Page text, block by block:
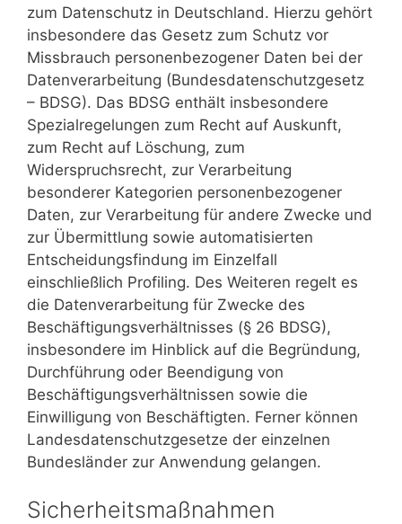
zum Datenschutz in Deutschland. Hierzu gehört
insbesondere das Gesetz zum Schutz vor
Missbrauch personenbezogener Daten bei der
Datenverarbeitung (Bundesdatenschutzgesetz
– BDSG). Das BDSG enthält insbesondere
Spezialregelungen zum Recht auf Auskunft,
zum Recht auf Löschung, zum
Widerspruchsrecht, zur Verarbeitung
besonderer Kategorien personenbezogener
Daten, zur Verarbeitung für andere Zwecke und
zur Übermittlung sowie automatisierten
Entscheidungsfindung im Einzelfall
einschließlich Profiling. Des Weiteren regelt es
die Datenverarbeitung für Zwecke des
Beschäftigungsverhältnisses (§ 26 BDSG),
insbesondere im Hinblick auf die Begründung,
Durchführung oder Beendigung von
Beschäftigungsverhältnissen sowie die
Einwilligung von Beschäftigten. Ferner können
Landesdatenschutzgesetze der einzelnen
Bundesländer zur Anwendung gelangen.
Sicherheitsmaßnahmen